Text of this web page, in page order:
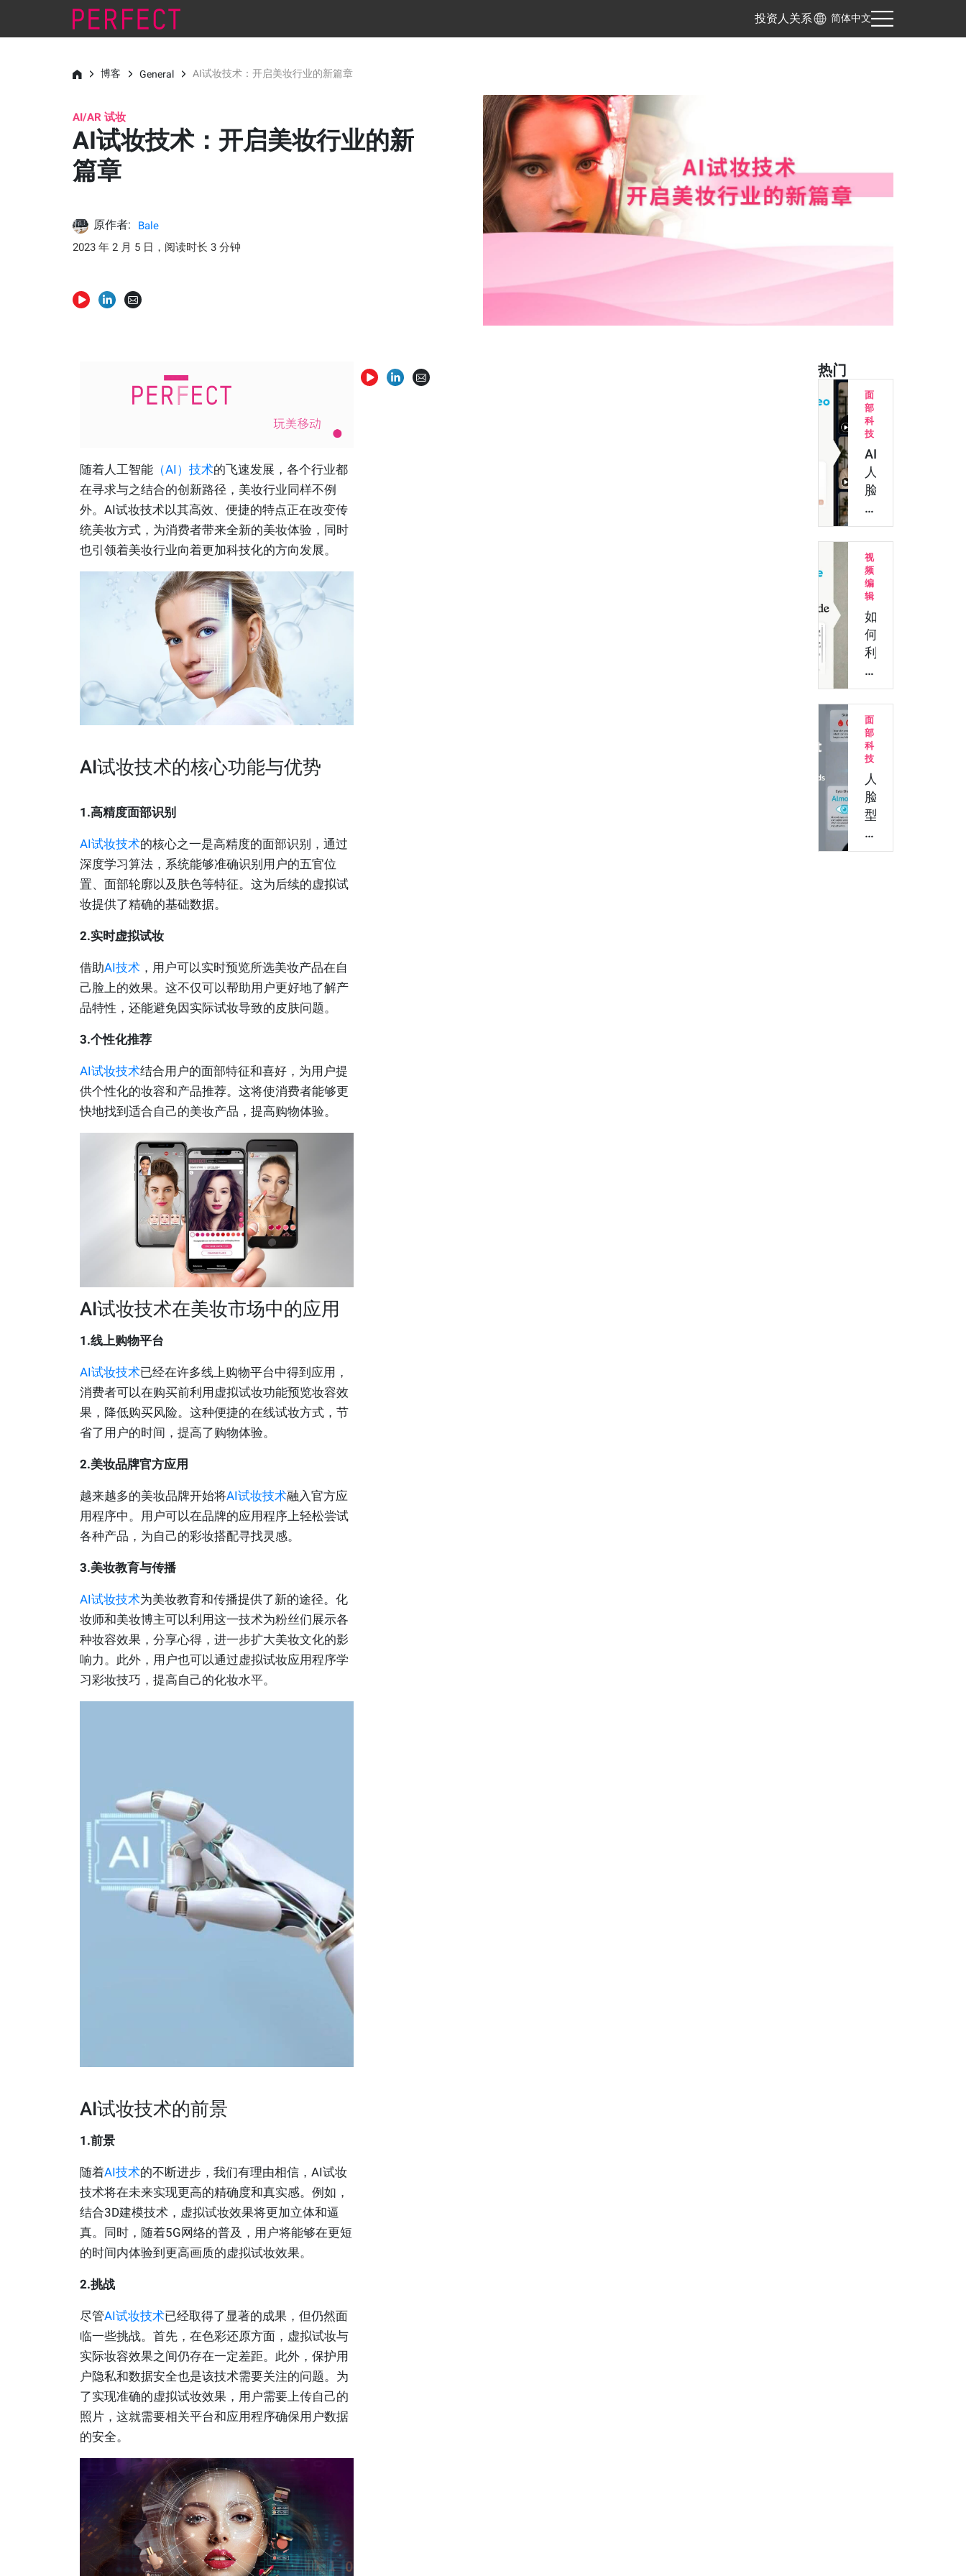
投资人关系 简体中文
博客 General AI试妆技术：开启美妆行业的新篇章
AI/AR 试妆
AI试妆技术：开启美妆行业的新
篇章
原作者:
Bale
2023 年 2 月 5 日，阅读时长 3 分钟
随着人工智能（AI）技术的飞速发展，各个行业都
在寻求与之结合的创新路径，美妆行业同样不例
外。AI试妆技术以其高效、便捷的特点正在改变传
统美妆方式，为消费者带来全新的美妆体验，同时
也引领着美妆行业向着更加科技化的方向发展。
AI试妆技术的核心功能与优势
1.高精度面部识别
AI试妆技术的核心之一是高精度的面部识别，通过
深度学习算法，系统能够准确识别用户的五官位
置、面部轮廓以及肤色等特征。这为后续的虚拟试
妆提供了精确的基础数据。
2.实时虚拟试妆
借助AI技术，用户可以实时预览所选美妆产品在自
己脸上的效果。这不仅可以帮助用户更好地了解产
品特性，还能避免因实际试妆导致的皮肤问题。
3.个性化推荐
AI试妆技术结合用户的面部特征和喜好，为用户提
供个性化的妆容和产品推荐。这将使消费者能够更
快地找到适合自己的美妆产品，提高购物体验。
AI试妆技术在美妆市场中的应用
1.线上购物平台
AI试妆技术已经在许多线上购物平台中得到应用，
消费者可以在购买前利用虚拟试妆功能预览妆容效
果，降低购买风险。这种便捷的在线试妆方式，节
省了用户的时间，提高了购物体验。
2.美妆品牌官方应用
越来越多的美妆品牌开始将AI试妆技术融入官方应
用程序中。用户可以在品牌的应用程序上轻松尝试
各种产品，为自己的彩妆搭配寻找灵感。
3.美妆教育与传播
AI试妆技术为美妆教育和传播提供了新的途径。化
妆师和美妆博主可以利用这一技术为粉丝们展示各
种妆容效果，分享心得，进一步扩大美妆文化的影
响力。此外，用户也可以通过虚拟试妆应用程序学
习彩妆技巧，提高自己的化妆水平。
AI试妆技术的前景
1.前景
随着AI技术的不断进步，我们有理由相信，AI试妆
技术将在未来实现更高的精确度和真实感。例如，
结合3D建模技术，虚拟试妆效果将更加立体和逼
真。同时，随着5G网络的普及，用户将能够在更短
的时间内体验到更高画质的虚拟试妆效果。
2.挑战
尽管AI试妆技术已经取得了显著的成果，但仍然面
临一些挑战。首先，在色彩还原方面，虚拟试妆与
实际妆容效果之间仍存在一定差距。此外，保护用
户隐私和数据安全也是该技术需要关注的问题。为
了实现准确的虚拟试妆效果，用户需要上传自己的
照片，这就需要相关平台和应用程序确保用户数据
的安全。
热门
面
部
科
技
AI
人
脸
识
别
技
术
支
持
换
脸
视
频：
使
用
Claude
批
量
替
换
任…
视
频
编
辑
如
何
利
用
AI
API
去
除
视
频
背
景
噪
音？
面
部
科
技
人
脸
型
分
析